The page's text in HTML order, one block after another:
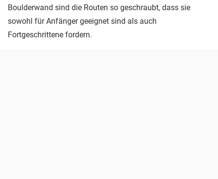
Boulderwand sind die Routen so geschraubt, dass sie
sowohl für Anfänger geeignet sind als auch
Fortgeschrittene fordern.